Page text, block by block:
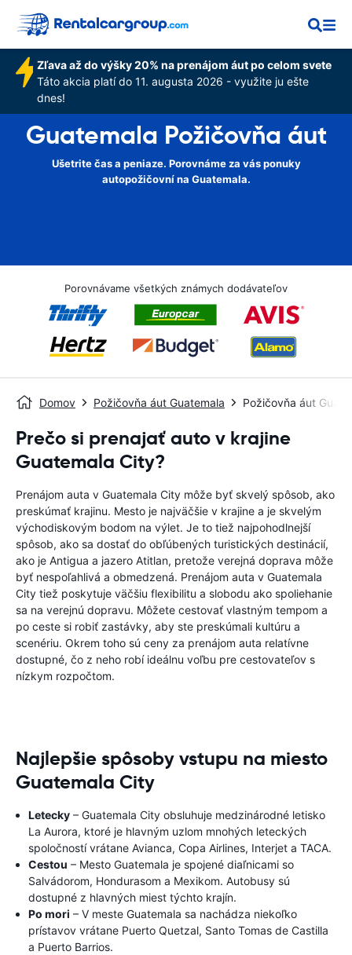
Zľava až do výšky 20% na prenájom áut po celom svete
Táto akcia platí do 11. augusta 2026 - využite ju ešte
dnes!
Guatemala Požičovňa áut
Ušetrite čas a peniaze. Porovnáme za vás ponuky
autopožičovní na Guatemala.
Porovnávame všetkých známych dodávateľov
Domov Požičovňa áut Guatemala Požičovňa áut
Prečo si prenajať auto v krajine
Guatemala City?
Prenájom auta v Guatemala City môže byť skvelý spôsob, ako
preskúmať krajinu. Mesto je najväčšie v krajine a je skvelým
východiskovým bodom na výlet. Je to tiež najpohodlnejší
spôsob, ako sa dostať do obľúbených turistických destinácií,
ako je Antigua a jazero Atitlan, pretože verejná doprava môže
byť nespoľahlivá a obmedzená. Prenájom auta v Guatemala
City tiež poskytuje väčšiu flexibilitu a slobodu ako spoliehanie
sa na verejnú dopravu. Môžete cestovať vlastným tempom a
po ceste si robiť zastávky, aby ste preskúmali kultúru a
scenériu. Okrem toho sú ceny za prenájom auta relatívne
dostupné, čo z neho robí ideálnu voľbu pre cestovateľov s
nízkym rozpočtom.
Najlepšie spôsoby vstupu na miesto
Guatemala City
Letecky – Guatemala City obsluhuje medzinárodné letisko
La Aurora, ktoré je hlavným uzlom mnohých leteckých
spoločností vrátane Avianca, Copa Airlines, Interjet a TACA.
Cestou – Mesto Guatemala je spojené diaľnicami so
Salvádorom, Hondurasom a Mexikom. Autobusy sú
dostupné z hlavných miest týchto krajín.
Po mori – V meste Guatemala sa nachádza niekoľko
prístavov vrátane Puerto Quetzal, Santo Tomas de Castilla
a Puerto Barrios.